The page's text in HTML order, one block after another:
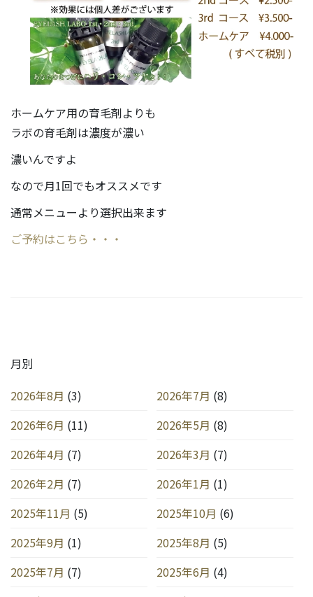
ホームケア用の育毛剤よりも
ラボの育毛剤は濃度が濃い
濃いんですよ
なので月1回でもオススメです
通常メニューより選択出来ます
ご予約はこちら・・・
月別
2026年8月 (3) 2026年7月 (8)
2026年6月 (11) 2026年5月 (8)
2026年4月 (7) 2026年3月 (7)
2026年2月 (7) 2026年1月 (1)
2025年11月 (5) 2025年10月 (6)
2025年9月 (1) 2025年8月 (5)
2025年7月 (7) 2025年6月 (4)